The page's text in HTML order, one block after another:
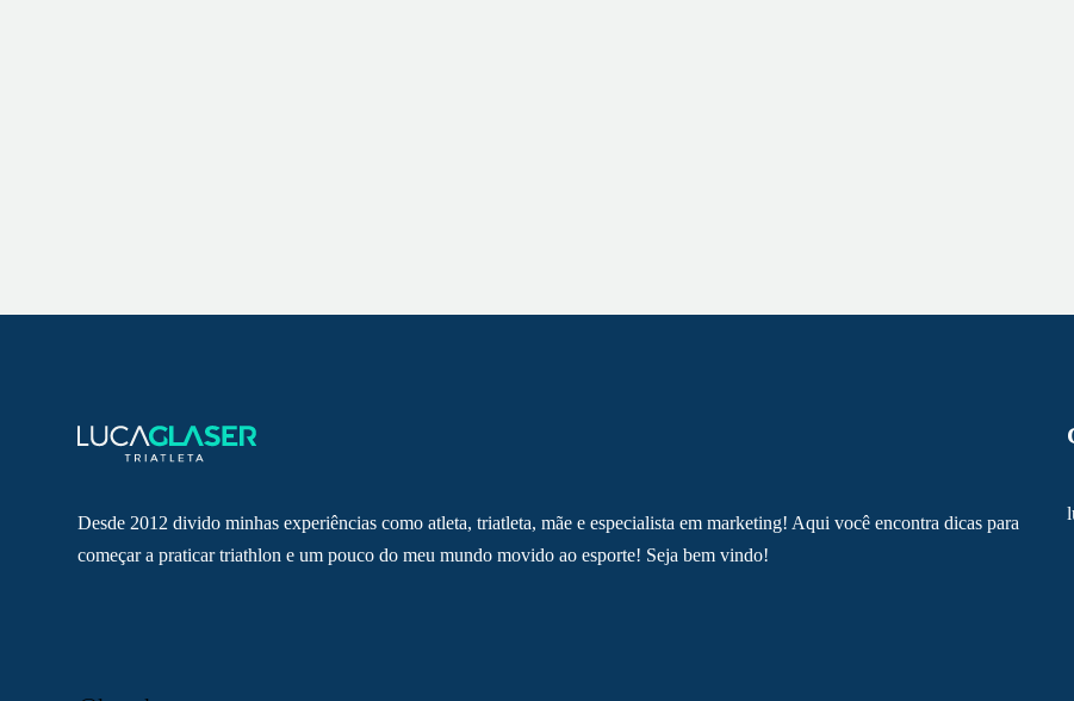
Desde 2012 divido minhas experiências como atleta, triatleta, mãe e especialista em marketing! Aqui você encontra dicas para
começar a praticar triathlon e um pouco do meu mundo movido ao esporte! Seja bem vindo!